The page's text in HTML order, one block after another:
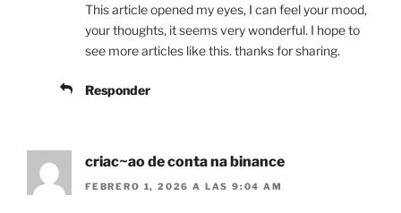
This article opened my eyes, I can feel your mood,
your thoughts, it seems very wonderful. I hope to
see more articles like this. thanks for sharing.
Responder
criac~ao de conta na binance
FEBRERO 1, 2026 A LAS 9:04 AM